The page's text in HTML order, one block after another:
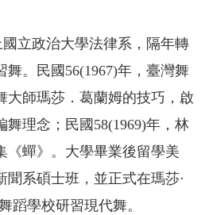
國立政治大學法律系，隔年轉
。民國56(1967)年，臺灣舞
大師瑪莎．葛蘭姆的技巧，啟
理念；民國58(1969)年，林
《蟬》。大學畢業後留學美
聞系碩士班，並正式在瑪莎·
蹈學校研習現代舞。